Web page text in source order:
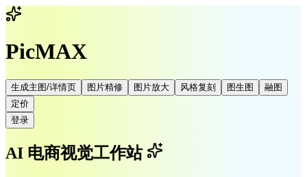
PicMAX
生成主图/详情页 图片精修 图片放大 风格复刻 图生图
融图
定价
登录
AI 电商视觉工作站